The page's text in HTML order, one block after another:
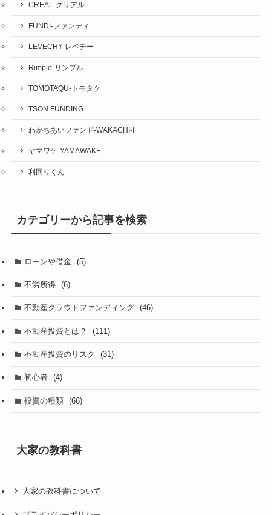
CREAL-クリアル
FUNDI-ファンディ
LEVECHY-レベチー
Rimple-リンプル
TOMOTAQU-トモタク
TSON FUNDING
わかちあいファンド-WAKACHI-I
ヤマワケ-YAMAWAKE
利回りくん
カテゴリーから記事を検索
ローンや借金 (5)
不労所得 (6)
不動産クラウドファンディング (46)
不動産投資とは？ (111)
不動産投資のリスク (31)
初心者 (4)
投資の種類 (66)
大家の教科書
大家の教科書について